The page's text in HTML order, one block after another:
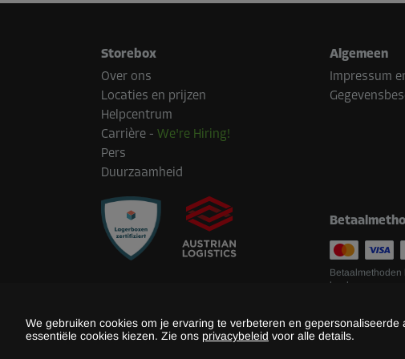
We gebruiken cookies om je ervaring te verbeteren en
essentiële cookies kiezen. Zie ons privacybeleid voor alle details.
Storebox
Over ons
Locaties en prijzen
Helpcentrum
Carrière - We're Hiring!
Pers
Duurzaamheid
Algemeen
Impressum
land.